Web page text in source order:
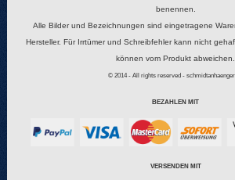
benennen.
Alle Bilder und Bezeichnungen sind eingetragene
Hersteller. Für Irrtümer und Schreibfehler kann nicht
können vom Produkt abweichen.
© 2014 - All rights reserved -
BEZAHLEN MIT
VERSENDEN MIT